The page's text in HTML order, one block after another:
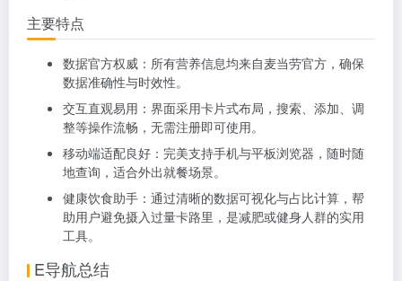
主要特点
数据官方权威：所有营养信息均来自麦当劳官方，确保
数据准确性与时效性。
交互直观易用：界面采用卡片式布局，搜索、添加、调
整等操作流畅，无需注册即可使用。
移动端适配良好：完美支持手机与平板浏览器，随时随
地查询，适合外出就餐场景。
健康饮食助手：通过清晰的数据可视化与占比计算，帮
助用户避免摄入过量卡路里，是减肥或健身人群的实用
工具。
E导航总结